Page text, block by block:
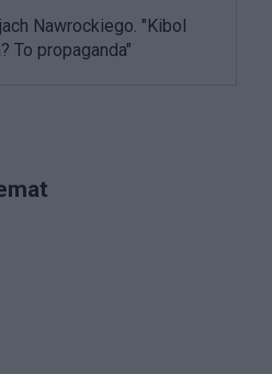
Nawrockiego. "Kibol
To propaganda"